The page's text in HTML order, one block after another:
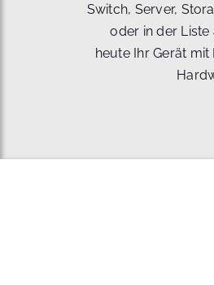
Switch, Server,
oder in der
heute Ihr Gerät mit